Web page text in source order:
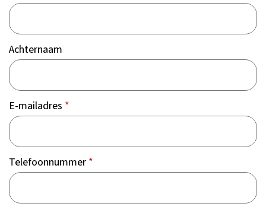
Achternaam
E-mailadres *
Telefoonnummer *